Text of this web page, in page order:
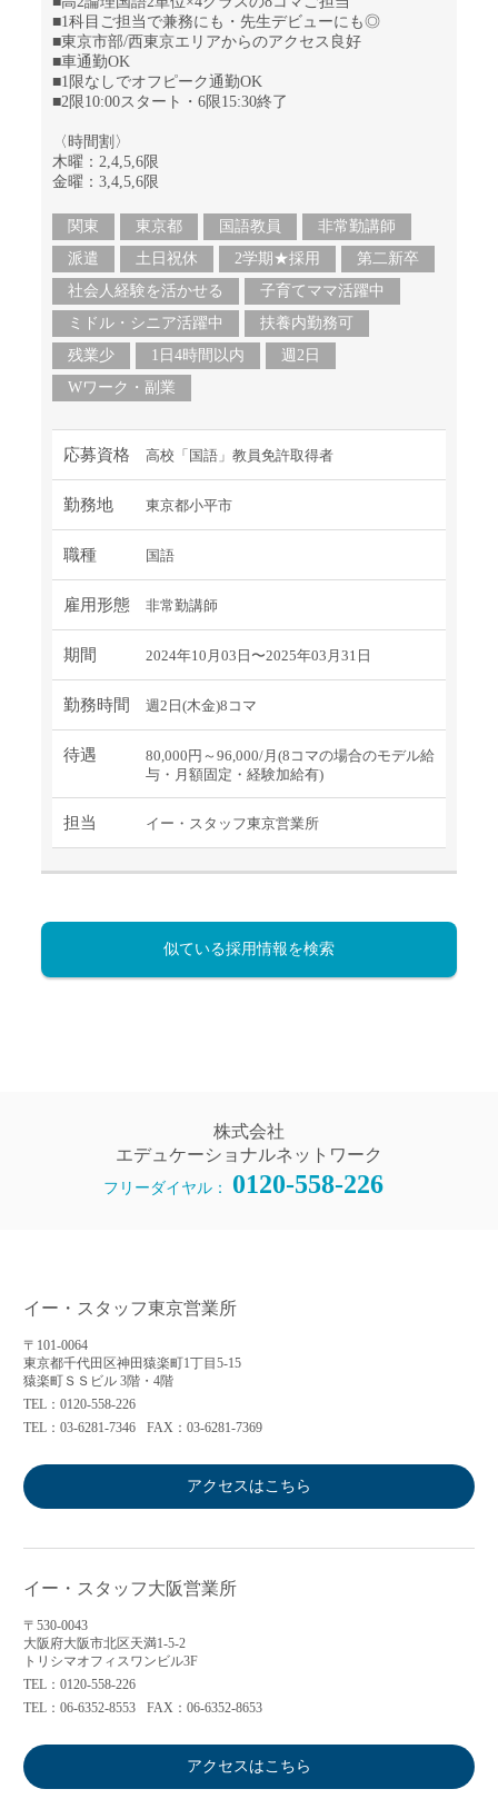
■1科目ご担当で兼務にも・先生デビューにも◎
■東京市部/西東京エリアからのアクセス良好
■車通勤OK
■1限なしでオフピーク通勤OK
■2限10:00スタート・6限15:30終了
〈時間割〉
木曜：2,4,5,6限
金曜：3,4,5,6限
関東 東京都 国語教員
非常勤講師
派遣
土日祝休 2学期★採用
第二新卒
社会人経験を活かせる
子育てママ活躍中
ミドル・シニア活躍中
扶養内勤務可
残業少
1日4時間以内
週2日
Wワーク・副業
応募資格 高校「国語」教員免許取得者
勤務地 東京都小平市
職種 国語
雇用形態 非常勤講師
期間 2024年10月03日〜2025年03月31日
勤務時間 週2日(木金)8コマ
待遇
80,000円～96,000/月(8コマの場合のモデル給
与・月額固定・経験加給有)
担当 イー・スタッフ東京営業所
似ている採用情報を検索
株式会社
エデュケーショナルネットワーク
フリーダイヤル： 0120-558-226
イー・スタッフ東京営業所
〒101-0064
東京都千代田区神田猿楽町1丁目5-15
猿楽町ＳＳビル 3階・4階
TEL：0120-558-226
TEL：03-6281-7346
FAX：03-6281-7369
アクセスはこちら
イー・スタッフ大阪営業所
〒530-0043
大阪府大阪市北区天満1-5-2
トリシマオフィスワンビル3F
TEL：0120-558-226
TEL：06-6352-8553
FAX：06-6352-8653
アクセスはこちら